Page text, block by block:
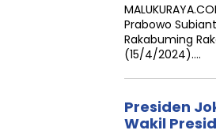
Prabowo
Rakabuming
(15/4/2024)….
Presiden
Wakil